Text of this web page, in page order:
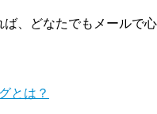
ば、どなたでもメールで
とは？